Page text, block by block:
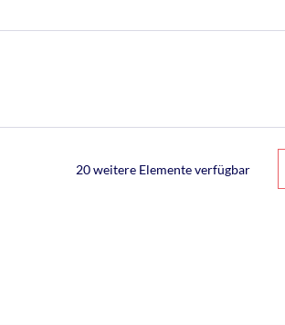
20 weitere Elemente verfügbar